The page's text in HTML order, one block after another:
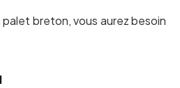
breton, vous aurez besoin